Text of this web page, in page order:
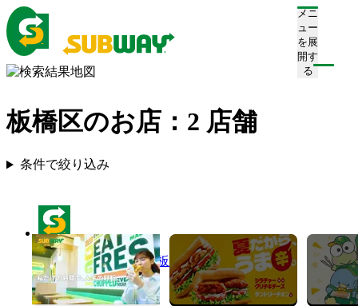
メニ
ュー
を展
開す
る
板橋区のお店： 2 店舗
条件で絞り込み
サブウェイ 帝京大学板橋キャンパス店
営業終了